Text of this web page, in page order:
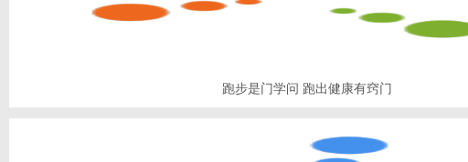
跑步是门学问 跑出健康有窍门